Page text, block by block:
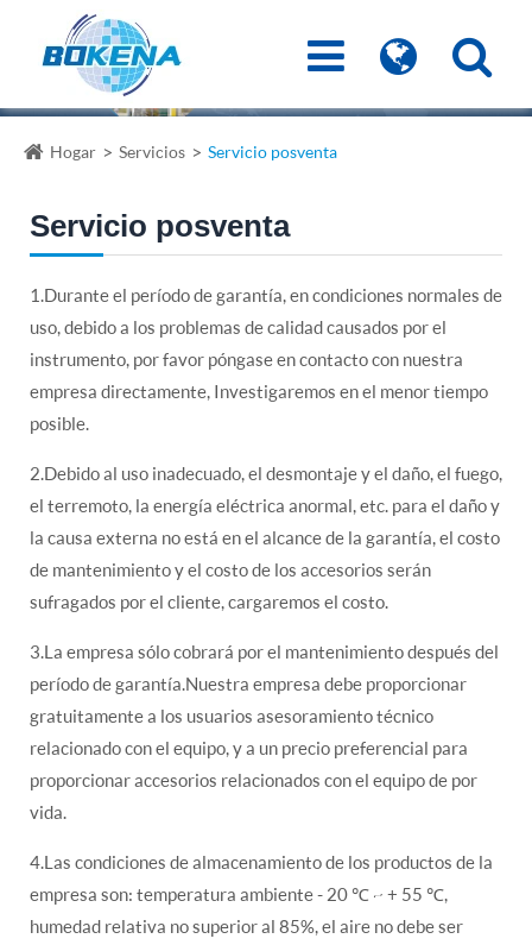
Hogar Servicios Servicio posventa
Servicio posventa
1.Durante el período de garantía, en condiciones normales de
uso, debido a los problemas de calidad causados por el
instrumento, por favor póngase en contacto con nuestra
empresa directamente, Investigaremos en el menor tiempo
posible.
2.Debido al uso inadecuado, el desmontaje y el daño, el fuego,
el terremoto, la energía eléctrica anormal, etc. para el daño y
la causa externa no está en el alcance de la garantía, el costo
de mantenimiento y el costo de los accesorios serán
sufragados por el cliente, cargaremos el costo.
3.La empresa sólo cobrará por el mantenimiento después del
período de garantía.Nuestra empresa debe proporcionar
gratuitamente a los usuarios asesoramiento técnico
relacionado con el equipo, y a un precio preferencial para
proporcionar accesorios relacionados con el equipo de por
vida.
4.Las condiciones de almacenamiento de los productos de la
empresa son: temperatura ambiente - 20 ℃ ~ + 55 ℃,
humedad relativa no superior al 85%, el aire no debe ser